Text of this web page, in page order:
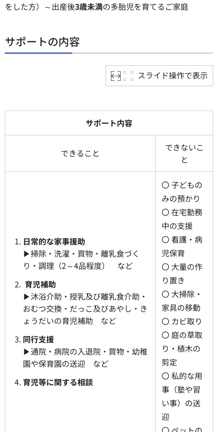
をした方）～出産後3歳未満の多胎児を育てるご家庭
サポートの内容
スライド操作で表示
サポート内容
できること
できないこ
と
日常的な家事援助
▶掃除・洗濯・買物・離乳食づく
り・調理（2～4品程度） など
育児補助
▶沐浴介助・授乳及び離乳食介助・
おむつ交換・だっこ及びあやし・き
ょうだいの育児補助 など
同行支援
▶通院・病院の入退院・買物・幼稚
園や保育園の送迎 など
育児等に関する相談
〇 子どもの
みの預かり
〇 在宅勤務
中の支援
〇 看護・病
児保育
〇 大量の作
り置き
〇 大掃除・
家具の移動
〇 カビ取り
〇 庭の草取
り・植木の
剪定
〇 私的な用
事（塾や習
い事）の送
迎